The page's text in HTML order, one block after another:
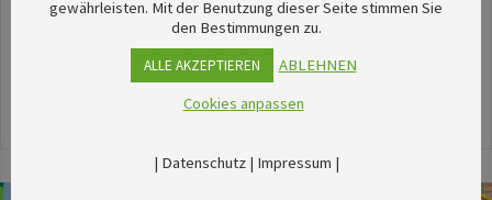
stimmungsvolle Veranstaltungen im August
herausgesucht.
gewährleisten. Mit der Benutzung dieser Seite stimmen Sie
den Bestimmungen zu.
ALLE AKZEPTIEREN
ABLEHNEN
Cookies anpassen
| Datenschutz| Impressum |